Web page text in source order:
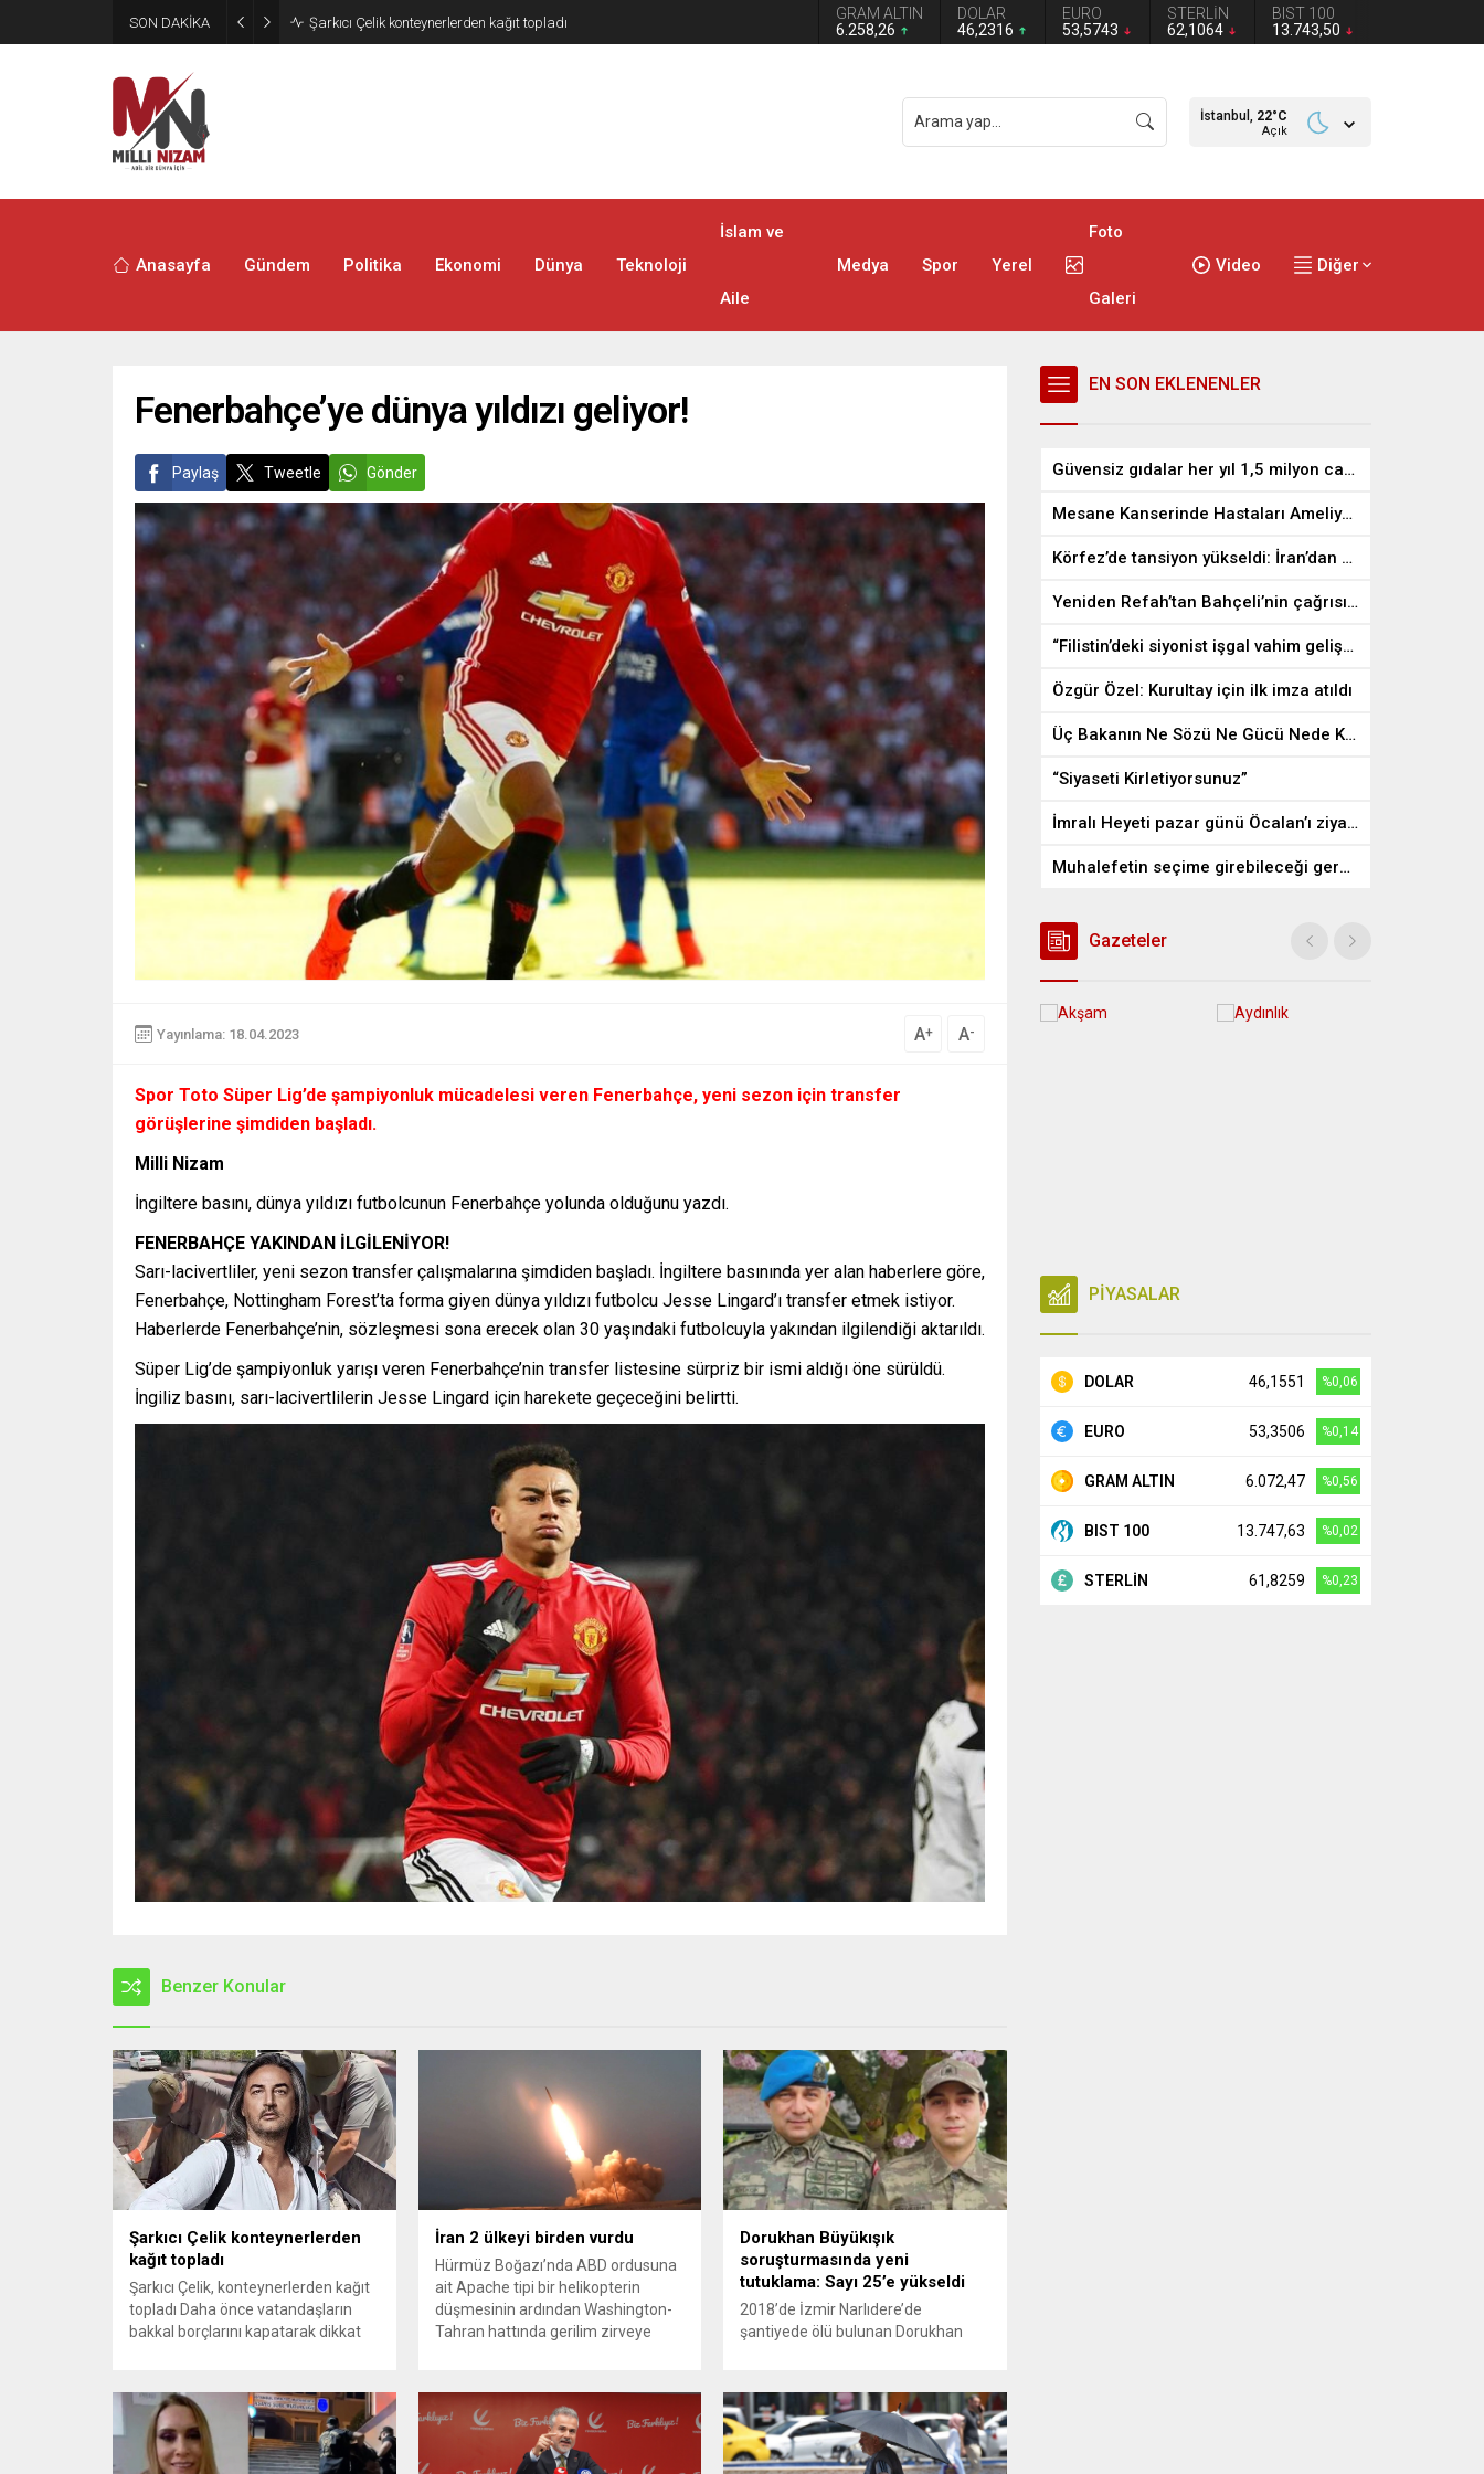
SON DAKİKA İran 2 ülkeyi birden vurdu
GRAM ALTIN
6.258,26
DOLAR
46,2316
EURO
53,5743
STERLİN
62,1064
BIST 100
13.743,50
İstanbul, 22°C
Açık
Anasayfa Gündem Politika Ekonomi Dünya Teknoloji
İslam ve
Aile
Medya Spor Yerel
Foto
Galeri
Video Diğer
Fenerbahçe’ye dünya yıldızı geliyor!
Paylaş Tweetle Gönder
Yayınlama: 18.04.2023 A+ A-
Spor Toto Süper Lig’de şampiyonluk mücadelesi veren Fenerbahçe, yeni sezon için transfer
görüşlerine şimdiden başladı.
Milli Nizam
İngiltere basını, dünya yıldızı futbolcunun Fenerbahçe yolunda olduğunu yazdı.
FENERBAHÇE YAKINDAN İLGİLENİYOR!
Sarı-lacivertliler, yeni sezon transfer çalışmalarına şimdiden başladı. İngiltere basınında yer alan haberlere göre,
Fenerbahçe, Nottingham Forest’ta forma giyen dünya yıldızı futbolcu Jesse Lingard’ı transfer etmek istiyor.
Haberlerde Fenerbahçe’nin, sözleşmesi sona erecek olan 30 yaşındaki futbolcuyla yakından ilgilendiği aktarıldı.
Süper Lig’de şampiyonluk yarışı veren Fenerbahçe’nin transfer listesine sürpriz bir ismi aldığı öne sürüldü.
İngiliz basını, sarı-lacivertlilerin Jesse Lingard için harekete geçeceğini belirtti.
Benzer Konular
Şarkıcı Çelik konteynerlerden
kağıt topladı
Şarkıcı Çelik, konteynerlerden kağıt
topladı Daha önce vatandaşların
bakkal borçlarını kapatarak dikkat
Çelik, Samsun’un İlkadım ilçesinde
çöpten kağıt toplayarak geçimini
sağlayan Serpil Hanım’a destek
oldu. Çelik, sokaklardaki
İran 2 ülkeyi birden vurdu
Hürmüz Boğazı’nda ABD ordusuna
ait Apache tipi bir helikopterin
düşmesinin ardından Washington-
Tahran hattında gerilim zirveye
savunma sistemleri ve radarları
vurmasına, İran Devrim Muhafızları
Bahreyn ve Ürdün’deki Amerikan
askeri üslerini hedef alarak sert
Dorukhan Büyükışık
soruşturmasında yeni
tutuklama: Sayı 25’e yükseldi
2018’de İzmir Narlıdere’de
şantiyede ölü bulunan Dorukhan
artmaya devam ediyor. Son olarak
Olay Yeri İnceleme Büro Amiri
Atakan Kaçar’ın da tutuklanmasıyla
dosyadaki tutuklu sayısı 25’e
EN SON EKLENENLER
Güvensiz gıdalar her yıl 1,5 milyon can alıyor
Mesane Kanserinde Hastaları Ameliyattan Kurtaran İlaç
Körfez’de tansiyon yükseldi: İran’dan ABD üslerine misilleme
Yeniden Refah’tan Bahçeli’nin çağrısına destek
“Filistin’deki siyonist işgal vahim gelişmelere gebe”
Özgür Özel: Kurultay için ilk imza atıldı
Üç Bakanın Ne Sözü Ne Gücü Nede Kudreti Yetmedi
“Siyaseti Kirletiyorsunuz”
İmralı Heyeti pazar günü Öcalan’ı ziyaret edecek
Muhalefetin seçime girebileceği gerçek bir alan kalmayabilir
Gazeteler
PİYASALAR
DOLAR 46,1551 %0,06
EURO 53,3506 %0,14
GRAM ALTIN 6.072,47 %0,56
BIST 100 13.747,63 %0,02
STERLİN 61,8259 %0,23